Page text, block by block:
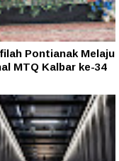
Pontianak Melaju
MTQ Kalbar ke-34